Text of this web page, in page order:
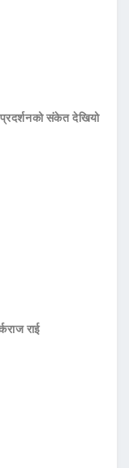
प्रदर्शनको संकेत देखियो
राई